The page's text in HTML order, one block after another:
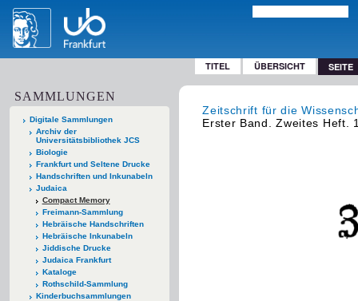
TITEL ÜBERSICHT SEITE
SAMMLUNGEN
Digitale Sammlungen
Archiv der
Universitätsbibliothek JCS
Biologie
Frankfurt und Seltene Drucke
Handschriften und Inkunabeln
Judaica
Compact Memory
Freimann-Sammlung
Hebräische Handschriften
Hebräische Inkunabeln
Jiddische Drucke
Judaica Frankfurt
Kataloge
Rothschild-Sammlung
Kinderbuchsammlungen
Zeitschrift für die
Erster Band. Zweites Heft.